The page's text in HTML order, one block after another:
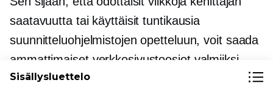
saatavuutta tai käyttäisit tuntikausia
suunnitteluohjelmistojen opetteluun, voit saada
ammattimaiset verkkosivustoosiot valmiiksi
minuuteissa.markkinoilletulonopeus
etu voi olla
Sisällysluettelo